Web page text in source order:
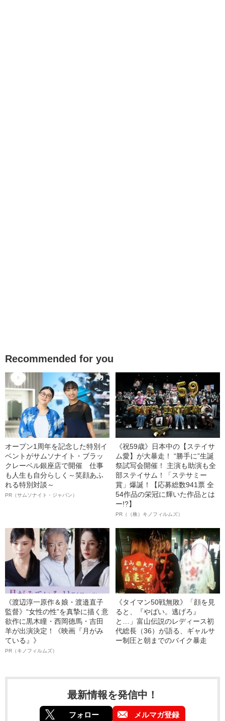
Recommended for you
オープン1周年を記念した特別イ
ベントがサムソナイト・ブラッ
クレーベル銀座店で開催 仕事
も人生も自分らしく～笑顔あふ
れる特別対談～
PR（サムソナイト・ジャパン）
《祝59歳》日本中の【ステイサ
ム愛】が大暴走！ “勝手に”生誕
祭試写会開催！ 主演も助演も全
部ステイサム！「ステサミー
賞」爆誕！【応募総数941票 全
54作品の栄冠に輝いた作品とは
ー!?】
PR（（株）キノフィルムズ）
《渡辺淳一原作＆娘・渡邉直子
監督》“女性の性”を真摯に描く意
欲作に黒木瞳・西岡德馬・吉田
羊が出演決定！《映画『月がみ
ている』》
PR（キノフィルムズ）
《タイマン50戦無敗》「顔を見
ると、『やばい。逃げろ』
と…」富山伝説のレディース初
代総長（36）が語る、ギャルサ
ー制圧と朝までのバイク暴走
最新情報を発信中！
フォロー メルマガ登録